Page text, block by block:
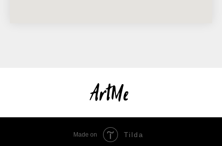
Made on Tilda